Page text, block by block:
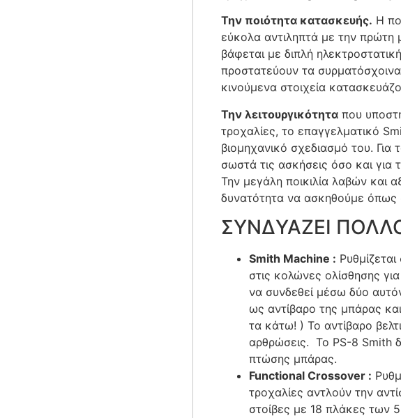
Την ποιότητα κατασκευής. Η
εύκολα αντιληπτά με την πρώτη
βάφεται με διπλή
προστατεύουν τα
κινούμενα στοιχεία
Την λειτουργικότητα που
τροχαλίες, το επαγγελματικό
βιομηχανικό σχεδιασμό του.
σωστά τις ασκήσεις όσο και
Την μεγάλη ποικιλία λαβών και
δυνατότητα να ασκηθούμε όπως
ΣΥΝΔΥΑΖΕΙ
Smith Machine :
στις κολώνες ολίσθησης
να συνδεθεί μέσω δύο
ως αντίβαρο της μπάρας
τα κάτω! ) Το αντίβαρο
αρθρώσεις. Το PS-8 Smith
πτώσης μπάρας.
Functional Crossover :
τροχαλίες αντλούν την
στοίβες με 18 πλάκες των